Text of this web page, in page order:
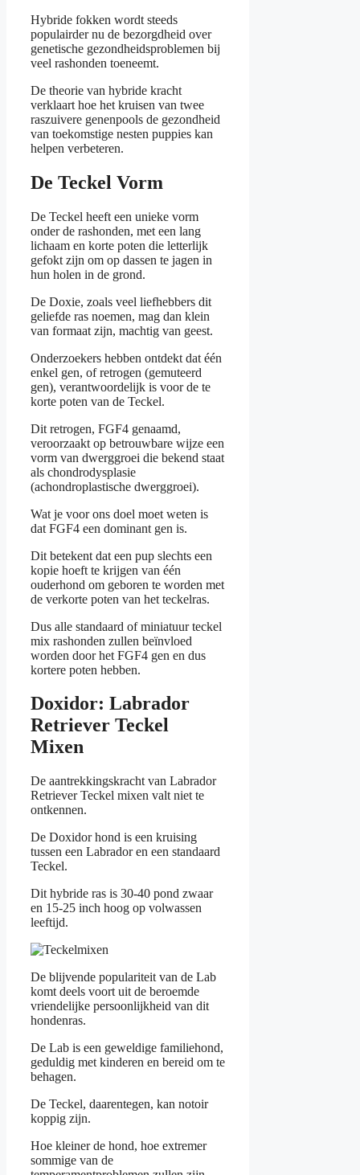
Hybride fokken wordt steeds
populairder nu de bezorgdheid over
genetische gezondheidsproblemen bij
veel rashonden toeneemt.
De theorie van hybride kracht
verklaart hoe het kruisen van twee
raszuivere genenpools de gezondheid
van toekomstige nesten puppies kan
helpen verbeteren.
De Teckel Vorm
De Teckel heeft een unieke vorm
onder de rashonden, met een lang
lichaam en korte poten die letterlijk
gefokt zijn om op dassen te jagen in
hun holen in de grond.
De Doxie, zoals veel liefhebbers dit
geliefde ras noemen, mag dan klein
van formaat zijn, machtig van geest.
Onderzoekers hebben ontdekt dat één
enkel gen, of retrogen (gemuteerd
gen), verantwoordelijk is voor de te
korte poten van de Teckel.
Dit retrogen, FGF4 genaamd,
veroorzaakt op betrouwbare wijze een
vorm van dwerggroei die bekend staat
als chondrodysplasie
(achondroplastische dwerggroei).
Wat je voor ons doel moet weten is
dat FGF4 een dominant gen is.
Dit betekent dat een pup slechts een
kopie hoeft te krijgen van één
ouderhond om geboren te worden met
de verkorte poten van het teckelras.
Dus alle standaard of miniatuur teckel
mix rashonden zullen beïnvloed
worden door het FGF4 gen en dus
kortere poten hebben.
Doxidor: Labrador
Retriever Teckel
Mixen
De aantrekkingskracht van Labrador
Retriever Teckel mixen valt niet te
ontkennen.
De Doxidor hond is een kruising
tussen een Labrador en een standaard
Teckel.
Dit hybride ras is 30-40 pond zwaar
en 15-25 inch hoog op volwassen
leeftijd.
De blijvende populariteit van de Lab
komt deels voort uit de beroemde
vriendelijke persoonlijkheid van dit
hondenras.
De Lab is een geweldige familiehond,
geduldig met kinderen en bereid om te
behagen.
De Teckel, daarentegen, kan notoir
koppig zijn.
Hoe kleiner de hond, hoe extremer
sommige van de